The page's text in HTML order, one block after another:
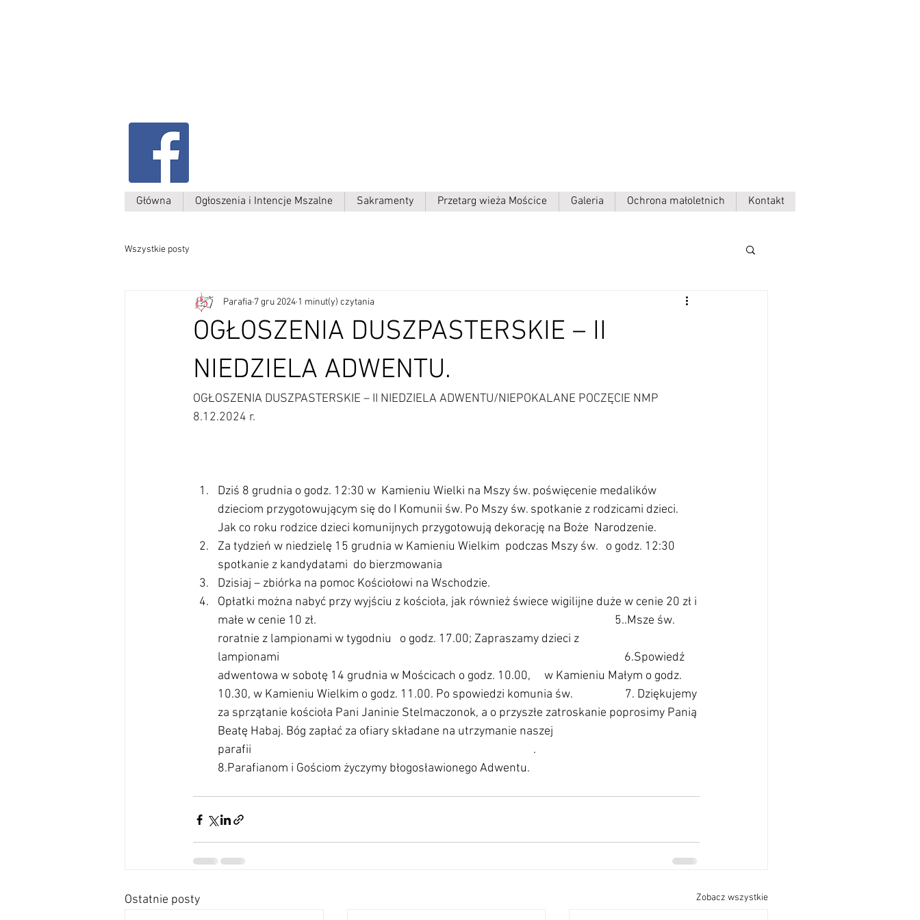
Główna Ogłoszenia i Intencje Mszalne Sakramenty Przetarg wieża Mościce Galeria Ochrona małoletnich Kontakt
Wszystkie posty
OGŁOSZENIA DUSZPASTERSKIE – II
NIEDZIELA ADWENTU.
Parafia 7 gru 2024 1 minut(y) czytania
OGŁOSZENIA DUSZPASTERSKIE – II NIEDZIELA ADWENTU/NIEPOKALANE POCZĘCIE NMP
8.12.2024 r.
Dziś 8 grudnia o godz. 12:30 w  Kamieniu Wielki na Mszy św. poświęcenie medalików
dzieciom przygotowującym się do I Komunii św. Po Mszy św. spotkanie z rodzicami dzieci.
Jak co roku rodzice dzieci komunijnych przygotowują dekorację na Boże  Narodzenie.
Za tydzień w niedzielę 15 grudnia w Kamieniu Wielkim  podczas Mszy św.   o godz. 12:30
spotkanie z kandydatami  do bierzmowania
Dzisiaj – zbiórka na pomoc Kościołowi na Wschodzie.
Opłatki można nabyć przy wyjściu z kościoła, jak również świece wigilijne duże w cenie 20 zł i
małe w cenie 10 zł.                                                                                                             5..Msze św.
roratnie z lampionami w tygodniu   o godz. 17.00; Zapraszamy dzieci z
lampionami                                                                                                                              6.Spowiedź
adwentowa w sobotę 14 grudnia w Mościcach o godz. 10.00,     w Kamieniu Małym o godz.
10.30, w Kamieniu Wielkim o godz. 11.00. Po spowiedzi komunia św.                   7. Dziękujemy
za sprzątanie kościoła Pani Janinie Stelmaczonok, a o przyszłe zatroskanie poprosimy Panią
Beatę Habaj. Bóg zapłać za ofiary składane na utrzymanie naszej
parafii                                                                                                       .
8.Parafianom i Gościom życzymy błogosławionego Adwentu.
Ostatnie posty Zobacz wszystkie